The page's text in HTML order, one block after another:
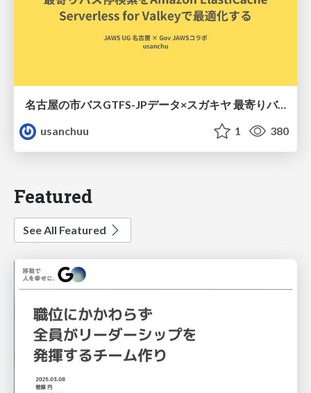
名古屋の市バスGTFS-JPデータ×スガキヤ 最寄りバス停検索をAmazon ElastiCache Serverless for Valkeyで最適化する
usanchuu
1 380
Featured
See All Featured